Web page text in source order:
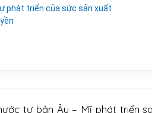
phát triển của sức sản xuất
tư bản Âu – Mĩ phát triển